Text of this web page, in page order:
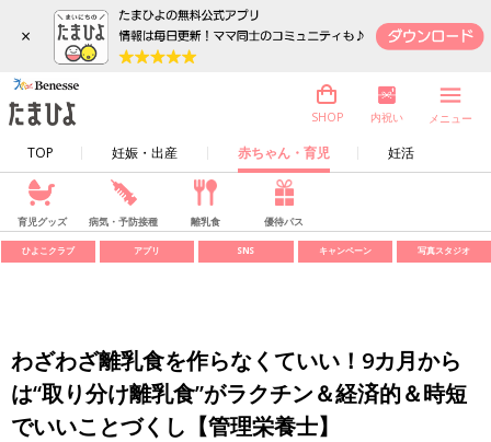
×
TOP 妊娠・出産 赤ちゃん・育児 妊活
SHOP 内祝い メニュー
育児グッズ 病気・予防接種 離乳食 優待パス
ひよこクラブ アプリ SNS キャンペーン 写真スタジオ
わざわざ離乳食を作らなくていい！9カ月から
は“取り分け離乳食”がラクチン＆経済的＆時短
でいいことづくし【管理栄養士】